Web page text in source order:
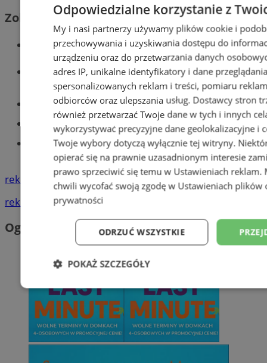
Zobacz również
Wiadomości kryminalne w Tychach
Wiadomości lokalne
Części samochodowe do -70%!
Tworzenie stron www - Tychy
Znajdź pracę - codziennie nowe
ogłoszenia
reklama
reklama
Ogłoszenia
Odpowiedzialne korzystanie z
My i nasi partnerzy używamy plików cookie i
przechowywania i uzyskiwania dostępu do
urządzeniu oraz do przetwarzania danych
adres IP, unikalne identyfikatory i dane
spersonalizowanych reklam i treści, pomiaru
odbiorców oraz ulepszania usług. Dostawcy stron
również przetwarzać Twoje dane w tych i innych
wykorzystywać precyzyjne dane geolokalizacyjne i
Twoje wybory dotyczą wyłącznie tej witryny.
opierać się na prawnie uzasadnionym interesie
prawo sprzeciwić się temu w Ustawieniach reklam.
chwili wycofać swoją zgodę w Ustawieniach plików
prywatności
ODRZUĆ WSZYSTKIE
POKAŻ SZCZEGÓŁY
Niezbędne Wydajność
Niesklasyfikowane